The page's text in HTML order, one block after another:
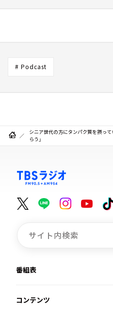
# Podcast
シニア世代の方にタンパク質を摂って
らう」
番組表
コンテンツ